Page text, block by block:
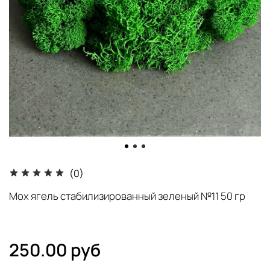
(0)
Мох ягель стабилизированный зеленый №11 50 гр
250.00 руб